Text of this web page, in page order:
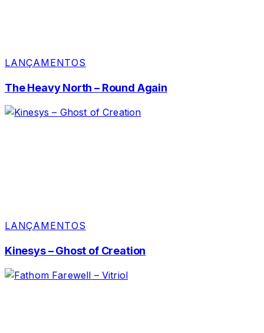
LANÇAMENTOS
The Heavy North – Round Again
LANÇAMENTOS
Kinesys – Ghost of Creation